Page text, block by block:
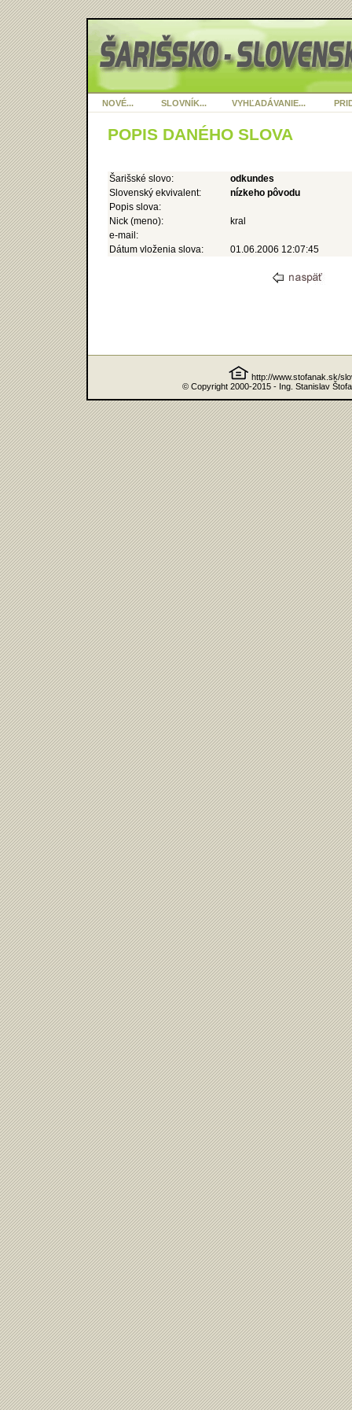
NOVÉ... SLOVNÍK... VYHĽADÁVANIE...
POPIS DANÉHO SLOVA
Šarišské slovo:
odkundes
Slovenský ekvivalent:
nízkeho pôvodu
Popis slova:
Nick (meno):
kral
e-mail:
Dátum vloženia slova:
01.06.2006 12:07:45
http://www.stofanak.sk/
© Copyright 2000-2015 - Ing. Stanislav